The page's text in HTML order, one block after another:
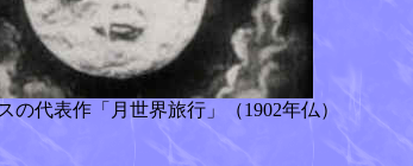
の代表作「月世界旅行」（1902年仏）